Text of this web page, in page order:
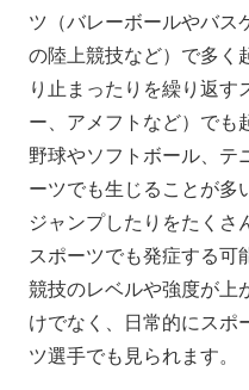
ツ（バレーボールやバス
の陸上競技など）で多く
り止まったりを繰り返す
ー、アメフトなど）でも
野球やソフトボール、テ
ーツでも生じることが多
ジャンプしたりをたくさ
スポーツでも発症する可
競技のレベルや強度が上
けでなく、日常的にスポ
ツ選手でも見られます。